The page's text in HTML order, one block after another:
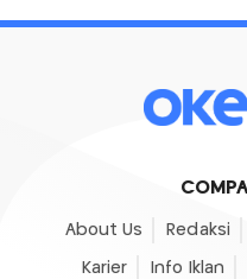
About Us Redaksi
Karier Info Iklan